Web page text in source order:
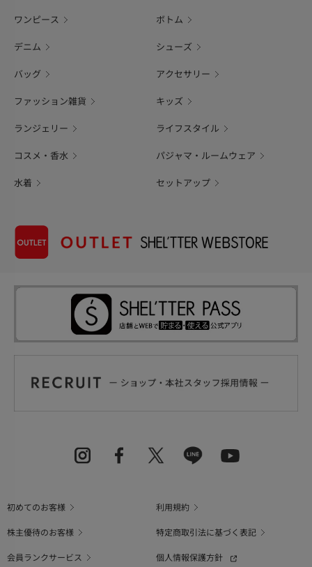
ワンピース ボトム
デニム シューズ
バッグ アクセサリー
ファッション雑貨 キッズ
ランジェリー ライフスタイル
コスメ・香水 パジャマ・ルームウェア
水着 セットアップ
初めてのお客様
利用規約
株主優待のお客様
特定商取引法に基づく表記
会員ランクサービス
個人情報保護方針